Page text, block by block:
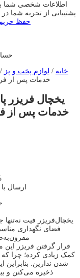
اطلاعات شخصی شما
پشتیبانی از تجربه شما
حفظ
خانه / لوازم پخت و پز
خدمات پس از
یخچال فریزر
خدمات پس از
5 سال
ارسال
یخچال‌فریزر فیت
فضای نگهداری
قرار گرفتن فریزر این
کمک زیادی کرده؛ چرا که
شدن ندارین. بنابراین
ذخیره می‌کنن و